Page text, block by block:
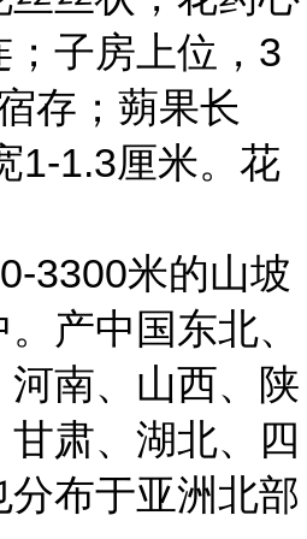
子房上位，3
存；蒴果长
1-1.3厘米。花
3300米的山坡
产中国东北、
南、山西、陕
肃、湖北、四
分布于亚洲北部